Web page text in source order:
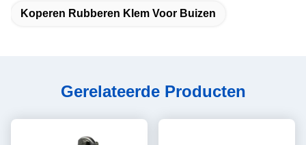
Koperen Rubberen Klem Voor Buizen
Gerelateerde Producten